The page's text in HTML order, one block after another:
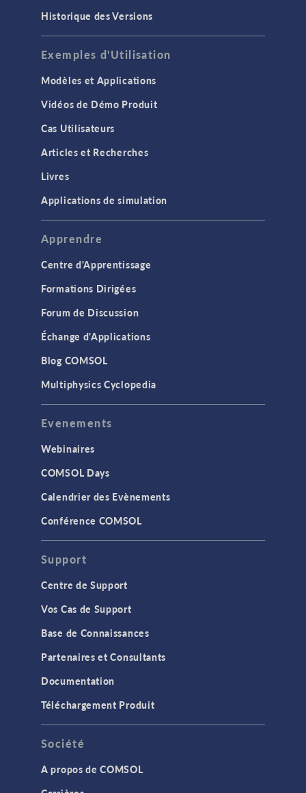
Historique des Versions
Exemples d'Utilisation
Modèles et Applications
Vidéos de Démo Produit
Cas Utilisateurs
Articles et Recherches
Livres
Applications de simulation
Apprendre
Centre d'Apprentissage
Formations Dirigées
Forum de Discussion
Échange d'Applications
Blog COMSOL
Multiphysics Cyclopedia
Evenements
Webinaires
COMSOL Days
Calendrier des Evènements
Conférence COMSOL
Support
Centre de Support
Vos Cas de Support
Base de Connaissances
Partenaires et Consultants
Documentation
Téléchargement Produit
Société
A propos de COMSOL